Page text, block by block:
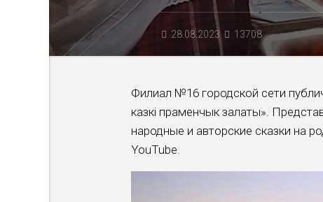
28.08.2023 13708
Филиал №16 городской сети
казкі праменчык залаты».
народные и авторские сказки на
YouTube.